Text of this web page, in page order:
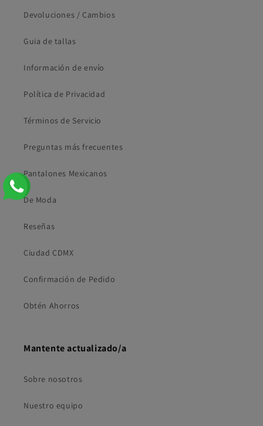
Devoluciones / Cambios
Guia de tallas
Información de envío
Política de Privacidad
Términos de Servicio
Preguntas más frecuentes
Pantalones Mexicanos
De Moda
Reseñas
Ciudad CDMX
Confirmación de Pedido
Obtén Ahorros
Mantente actualizado/a
Sobre nosotros
Nuestro equipo